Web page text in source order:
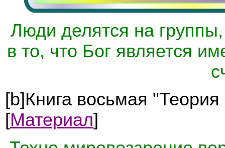
Люди делятся на
в то, что Бог является
[b]Книга восьмая
[Материал]